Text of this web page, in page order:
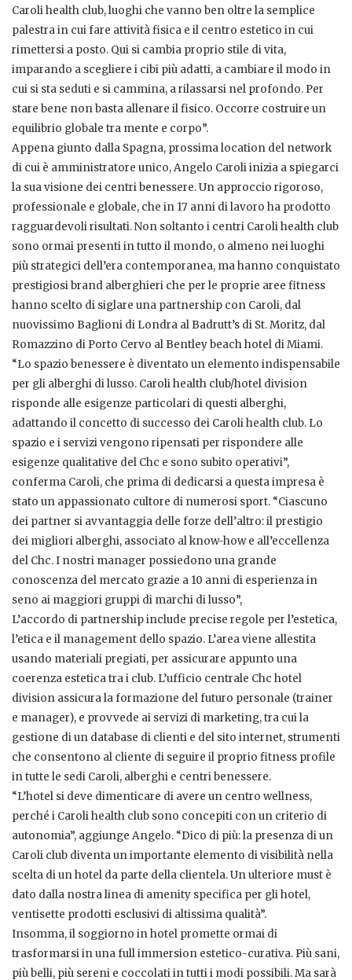
Caroli health club, luoghi che vanno ben oltre la semplice
palestra in cui fare attività fisica e il centro estetico in cui
rimettersi a posto. Qui si cambia proprio stile di vita,
imparando a scegliere i cibi più adatti, a cambiare il modo in
cui si sta seduti e si cammina, a rilassarsi nel profondo. Per
stare bene non basta allenare il fisico. Occorre costruire un
equilibrio globale tra mente e corpo”.
Appena giunto dalla Spagna, prossima location del network
di cui è amministratore unico, Angelo Caroli inizia a spiegarci
la sua visione dei centri benessere. Un approccio rigoroso,
professionale e globale, che in 17 anni di lavoro ha prodotto
ragguardevoli risultati. Non soltanto i centri Caroli health club
sono ormai presenti in tutto il mondo, o almeno nei luoghi
più strategici dell’era contemporanea, ma hanno conquistato
prestigiosi brand alberghieri che per le proprie aree fitness
hanno scelto di siglare una partnership con Caroli, dal
nuovissimo Baglioni di Londra al Badrutt’s di St. Moritz, dal
Romazzino di Porto Cervo al Bentley beach hotel di Miami.
“Lo spazio benessere è diventato un elemento indispensabile
per gli alberghi di lusso. Caroli health club/hotel division
risponde alle esigenze particolari di questi alberghi,
adattando il concetto di successo dei Caroli health club. Lo
spazio e i servizi vengono ripensati per rispondere alle
esigenze qualitative del Chc e sono subito operativi”,
conferma Caroli, che prima di dedicarsi a questa impresa è
stato un appassionato cultore di numerosi sport. “Ciascuno
dei partner si avvantaggia delle forze dell’altro: il prestigio
dei migliori alberghi, associato al know-how e all’eccellenza
del Chc. I nostri manager possiedono una grande
conoscenza del mercato grazie a 10 anni di esperienza in
seno ai maggiori gruppi di marchi di lusso”,
L’accordo di partnership include precise regole per l’estetica,
l’etica e il management dello spazio. L’area viene allestita
usando materiali pregiati, per assicurare appunto una
coerenza estetica tra i club. L’ufficio centrale Chc hotel
division assicura la formazione del futuro personale (trainer
e manager), e provvede ai servizi di marketing, tra cui la
gestione di un database di clienti e del sito internet, strumenti
che consentono al cliente di seguire il proprio fitness profile
in tutte le sedi Caroli, alberghi e centri benessere.
“L’hotel si deve dimenticare di avere un centro wellness,
perché i Caroli health club sono concepiti con un criterio di
autonomia”, aggiunge Angelo. “Dico di più: la presenza di un
Caroli club diventa un importante elemento di visibilità nella
scelta di un hotel da parte della clientela. Un ulteriore must è
dato dalla nostra linea di amenity specifica per gli hotel,
ventisette prodotti esclusivi di altissima qualità”.
Insomma, il soggiorno in hotel promette ormai di
trasformarsi in una full immersion estetico-curativa. Più sani,
più belli, più sereni e coccolati in tutti i modi possibili. Ma sarà